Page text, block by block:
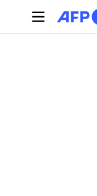
Overslaan en naar
Primaire